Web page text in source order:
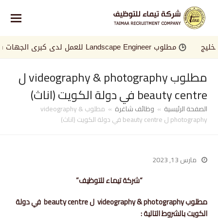
مطلوب Landscape Engineer للعمل لدى كبرى الجهات في الخليج
مطلوب videography & photography ل
beauty centre في دولة الكويت (اناث)
الصفحة الرئيسية » وظائف شاغرة »
مطلوب videography &
photography ل beauty centre في دولة الكويت (اناث)
مارس 13, 2023
“شركة تيماء للتوظيف”
مطلوب videography & photography ل beauty centre في دولة
الكويت بالشروط التالية :